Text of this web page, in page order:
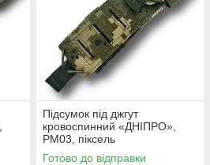
Підсумок під джгут
кровоспинний «ДНІПРО»,
РМ03, піксель
Готово до відправки